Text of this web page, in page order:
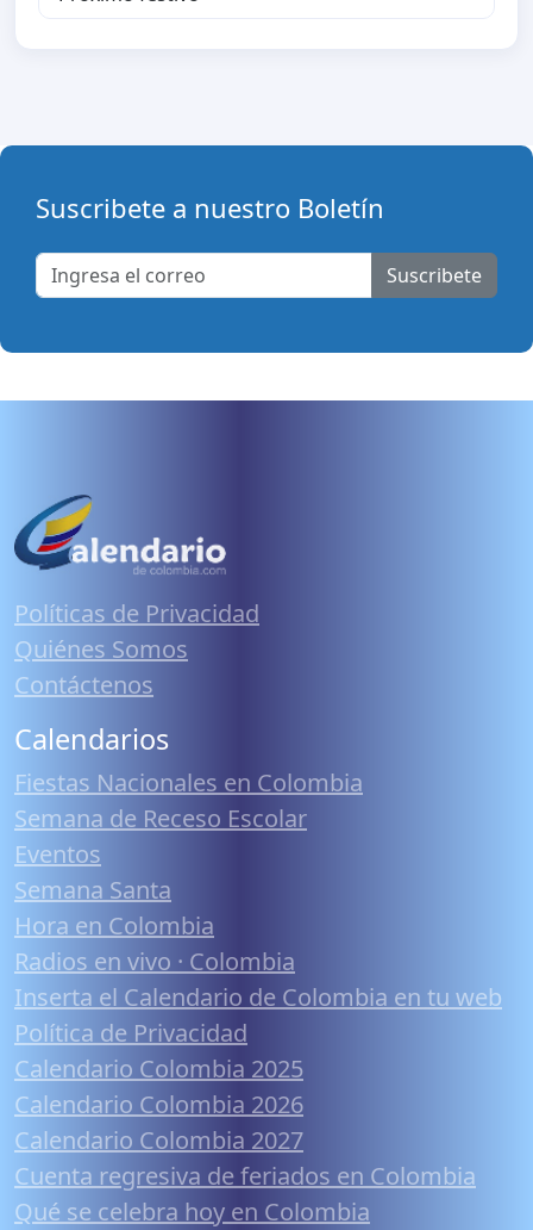
Suscribete a nuestro Boletín
Suscribete
Políticas de Privacidad
Quiénes Somos
Contáctenos
Calendarios
Fiestas Nacionales en Colombia
Semana de Receso Escolar
Eventos
Semana Santa
Hora en Colombia
Radios en vivo · Colombia
Inserta el Calendario de Colombia en tu web
Política de Privacidad
Calendario Colombia 2025
Calendario Colombia 2026
Calendario Colombia 2027
Cuenta regresiva de feriados en Colombia
Qué se celebra hoy en Colombia